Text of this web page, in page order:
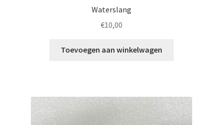
Waterslang
€10,00
Toevoegen aan winkelwagen